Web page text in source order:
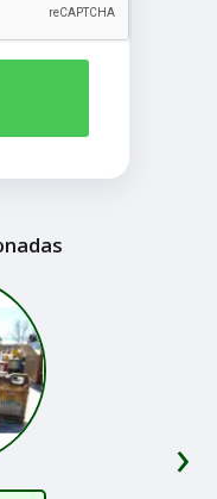
›